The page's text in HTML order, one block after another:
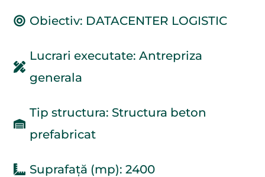
Obiectiv: DATACENTER LOGISTIC
Lucrari executate: Antrepriza
generala
Tip structura: Structura beton
prefabricat
Suprafață (mp): 2400